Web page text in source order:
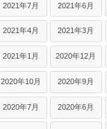
2021年7月 2021年6月
2021年4月 2021年3月
2021年1月 2020年12月
2020年10月 2020年9月
2020年7月 2020年6月